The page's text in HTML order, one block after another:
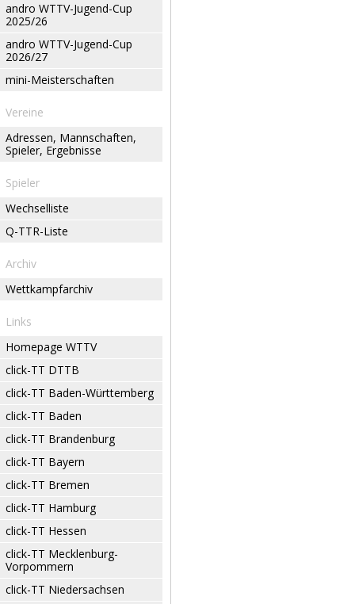
andro WTTV-Jugend-Cup
2025/26
andro WTTV-Jugend-Cup
2026/27
mini-Meisterschaften
Vereine
Adressen, Mannschaften,
Spieler, Ergebnisse
Spieler
Wechselliste
Q-TTR-Liste
Archiv
Wettkampfarchiv
Links
Homepage WTTV
click-TT DTTB
click-TT Baden-Württemberg
click-TT Baden
click-TT Brandenburg
click-TT Bayern
click-TT Bremen
click-TT Hamburg
click-TT Hessen
click-TT Mecklenburg-
Vorpommern
click-TT Niedersachsen